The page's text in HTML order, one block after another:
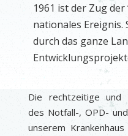
1961 ist der Zug der
nationales Ereignis.
durch das ganze
Die rechtzeitige und
des Notfall-, OPD-
unserem